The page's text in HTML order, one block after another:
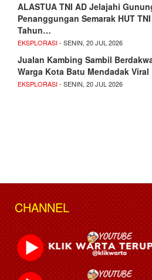
ALASTUA TNI AD Jelajahi
Penanggungan Semarak HUT
Tahun…
EKSPLORASI- SENIN, 20 JUL 2026
Jualan Kambing Sambil
Warga Kota Batu Mendadak Viral
EKSPLORASI- SENIN, 20 JUL 2026
CHANNEL